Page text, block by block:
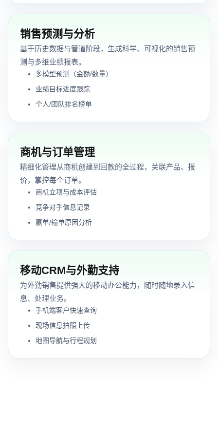
销售预测与分析
基于历史数据与管道阶段，生成科学、可视化的销售预
测与多维业绩报表。
多模型预测（金额/数量）
业绩目标进度跟踪
个人/团队排名榜单
商机与订单管理
精细化管理从商机创建到回款的全过程，关联产品、报
价，掌控每个订单。
商机立项与成本评估
竞争对手信息记录
赢单/输单原因分析
移动CRM与外勤支持
为外勤销售提供强大的移动办公能力，随时随地录入信
息、处理业务。
手机端客户快速查询
现场信息拍照上传
地图导航与行程规划